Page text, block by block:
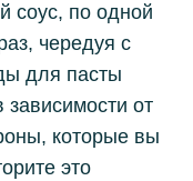
соус, по одной
чередуя с
для пасты
от
которые вы
это